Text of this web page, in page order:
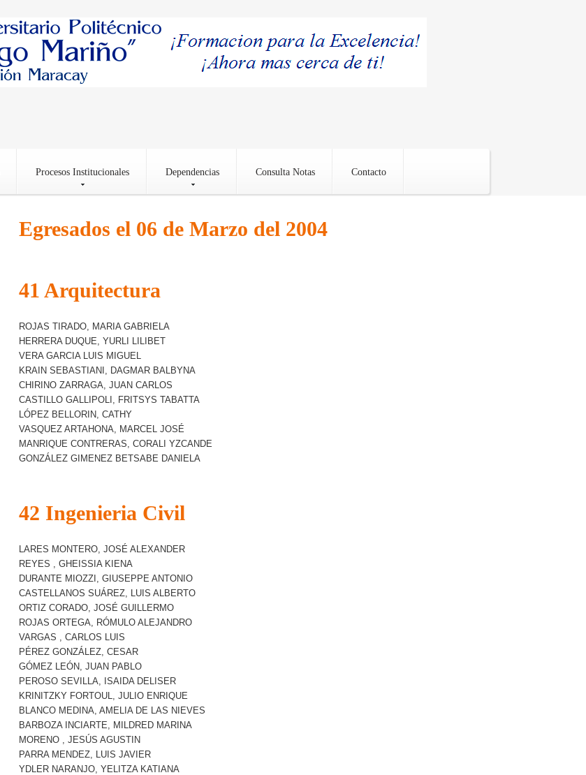
Procesos Institucionales Dependencias Consulta Notas Contacto
Egresados el 06 de Marzo del 2004
41 Arquitectura
ROJAS TIRADO, MARIA GABRIELA
HERRERA DUQUE, YURLI LILIBET
VERA GARCIA LUIS MIGUEL
KRAIN SEBASTIANI, DAGMAR BALBYNA
CHIRINO ZARRAGA, JUAN CARLOS
CASTILLO GALLIPOLI, FRITSYS TABATTA
LÓPEZ BELLORIN, CATHY
VASQUEZ ARTAHONA, MARCEL JOSÉ
MANRIQUE CONTRERAS, CORALI YZCANDE
GONZÁLEZ GIMENEZ BETSABE DANIELA
42 Ingenieria Civil
LARES MONTERO, JOSÉ ALEXANDER
REYES , GHEISSIA KIENA
DURANTE MIOZZI, GIUSEPPE ANTONIO
CASTELLANOS SUÁREZ, LUIS ALBERTO
ORTIZ CORADO, JOSÉ GUILLERMO
ROJAS ORTEGA, RÓMULO ALEJANDRO
VARGAS , CARLOS LUIS
PÉREZ GONZÁLEZ, CESAR
GÓMEZ LEÓN, JUAN PABLO
PEROSO SEVILLA, ISAIDA DELISER
KRINITZKY FORTOUL, JULIO ENRIQUE
BLANCO MEDINA, AMELIA DE LAS NIEVES
BARBOZA INCIARTE, MILDRED MARINA
MORENO , JESÚS AGUSTIN
PARRA MENDEZ, LUIS JAVIER
YDLER NARANJO, YELITZA KATIANA